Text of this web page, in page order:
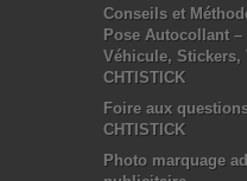
Conseils et
Pose Autocollant –
Véhicule, Stickers,
CHTISTICK
Foire aux
CHTISTICK
Photo marquage